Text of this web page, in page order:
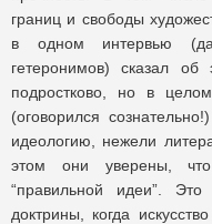
границ и свободы
в одном интервью
гетеронимов) сказал
подростково, но в
(оговорился
идеологию, нежели
этом они уверены,
“правильной идеи”. Это
доктрины, когда